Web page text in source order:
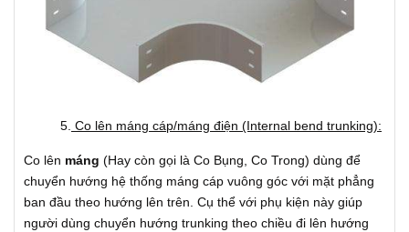
5. Co lên máng cáp/máng điện (Internal bend trunking):
Co lên máng (Hay còn gọi là Co Bụng, Co Trong) dùng để
chuyển hướng hệ thống máng cáp vuông góc với mặt phẳng
ban đầu theo hướng lên trên. Cụ thể với phụ kiện này giúp
người dùng chuyển hướng trunking theo chiều đi lên hướng